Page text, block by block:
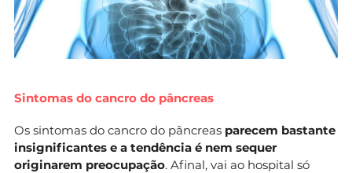
Sintomas do cancro do pâncreas
Os sintomas do cancro do pâncreas parecem bastante
insignificantes e a tendência é nem sequer
originarem preocupação. Afinal, vai ao hospital só